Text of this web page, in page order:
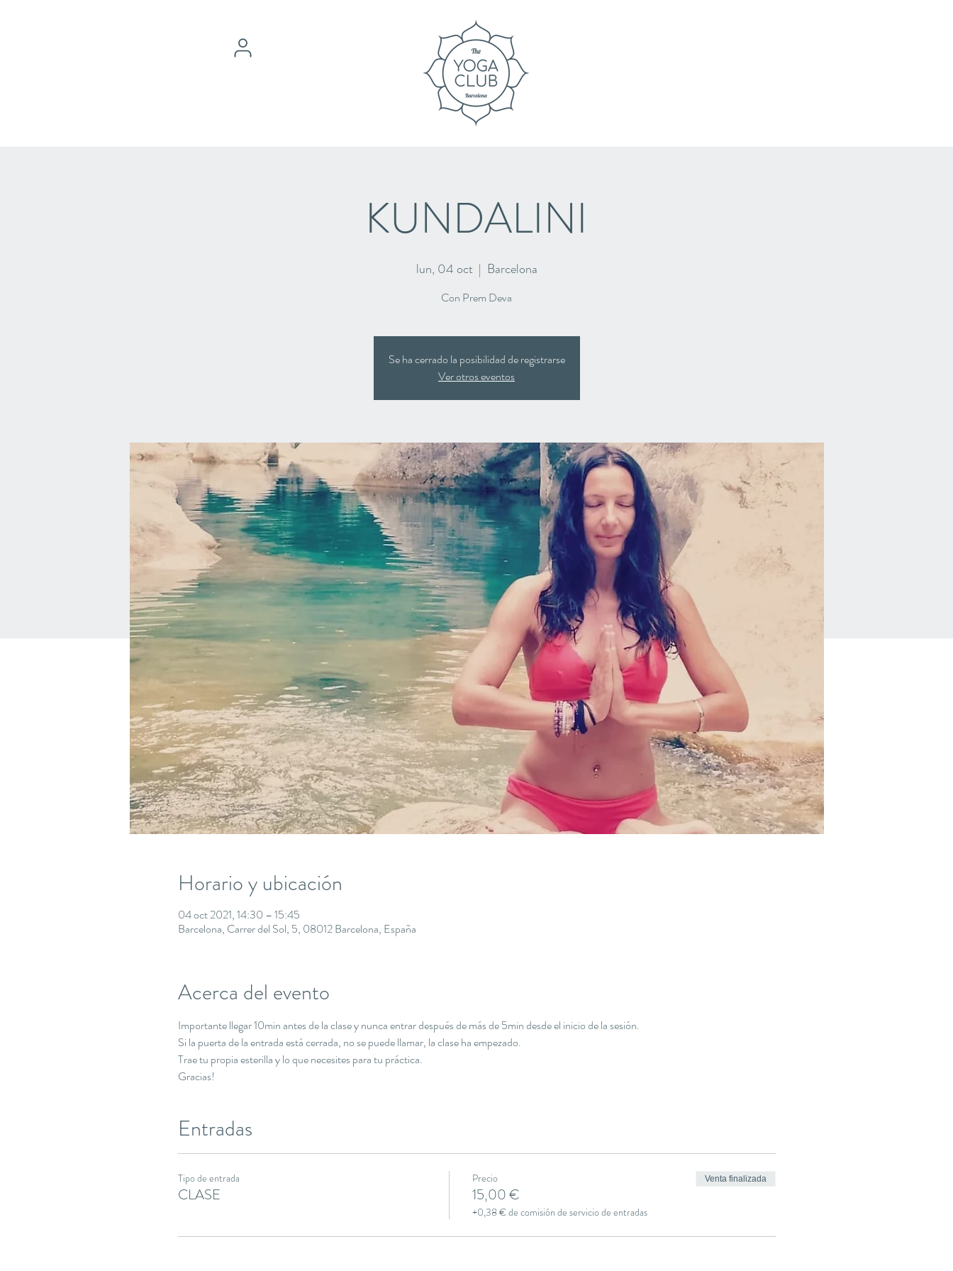
KUNDALINI
lun, 04 oct
  |
Barcelona
Con Prem Deva
Se ha cerrado la posibilidad de registrarse
Ver otros eventos
Horario y ubicación
04 oct 2021, 14:30 – 15:45
Barcelona, Carrer del Sol, 5, 08012 Barcelona, España
Acerca del evento
Importante llegar 10min antes de la clase y nunca entrar después de más de 5min desde el inicio de la sesión.
Si la puerta de la entrada está cerrada, no se puede llamar, la clase ha empezado.
Trae tu propia esterilla y lo que necesites para tu práctica.
Gracias!
Entradas
Tipo de entrada
CLASE
Precio
15,00 €
+0,38 € de comisión de servicio de entradas
Venta finalizada